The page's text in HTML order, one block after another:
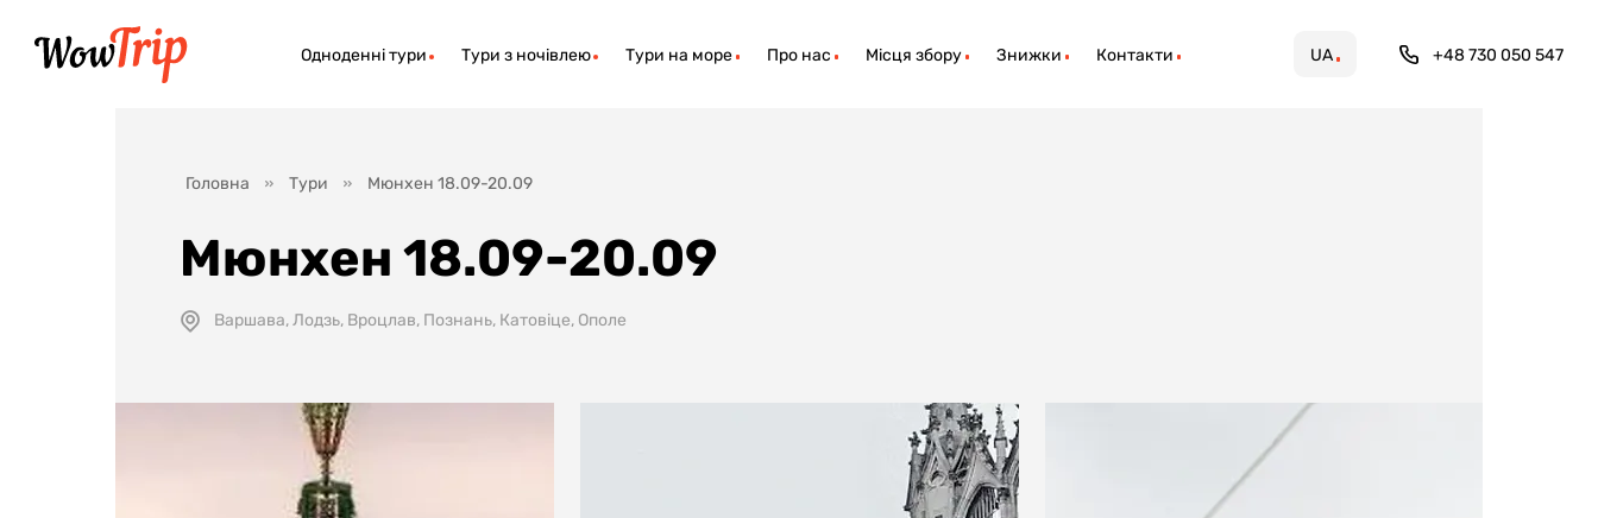
Головна Тури Мюнхен 18.09-20.09
Мюнхен 18.09-20.09
Варшава, Лодзь, Вроцлав, Познань, Катовіце, Ополе
Одноденні тури Тури з ночівлею Тури на море Про нас Місця збору Знижки Контакти UA +48 730 050 547